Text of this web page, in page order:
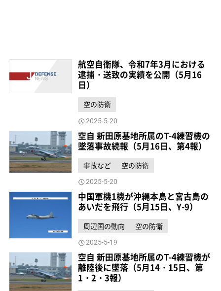
航空自衛隊、令和7年3月における
逮捕・送致の実績を公開（5月16
日）
空の防衛
2025-5-20
空自 新田原基地所属のT-4練習機の
墜落事故続報（5月16日、第4報）
事故など 空の防衛
2025-5-20
中国軍機1機が沖縄本島と宮古島の
あいだを飛行（5月15日、Y-9）
周辺国の動向 空の防衛
2025-5-19
空自 新田原基地所属のT-4練習機が
離陸後に墜落（5月14・15日、第
1・2・3報）